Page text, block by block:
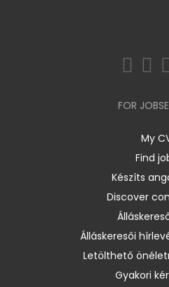
FOR
My
Find
Készíts
Discover
Álláskeresői
Letölthető
Gyakori